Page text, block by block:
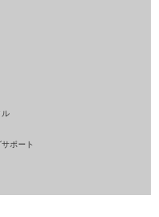
ル
ポート